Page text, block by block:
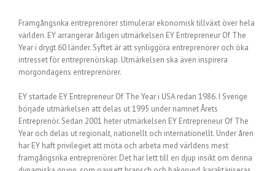
Framgångsrika entreprenörer stimulerar ekonomisk tillväxt över hela
världen. EY arrangerar årligen utmärkelsen EY Entrepreneur Of The
Year i drygt 60 länder. Syftet är att synliggöra entreprenörer och öka
intresset för entreprenörskap. Utmärkelsen ska även inspirera
morgondagens entreprenörer.
EY startade EY Entrepreneur Of The Year i USA redan 1986. I Sverige
började utmärkelsen att delas ut 1995 under namnet Årets
Entreprenör. Sedan 2001 heter utmärkelsen EY Entrepreneur Of The
Year och delas ut regionalt, nationellt och internationellt. Under åren
har EY haft privilegiet att möta och arbeta med världens mest
framgångsrika entreprenörer. Det har lett till en djup insikt om denna